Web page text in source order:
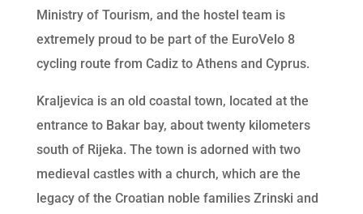
Ministry of Tourism, and the hostel team is
extremely proud to be part of the EuroVelo 8
cycling route from Cadiz to Athens and Cyprus.
Kraljevica is an old coastal town, located at the
entrance to Bakar bay, about twenty kilometers
south of Rijeka. The town is adorned with two
medieval castles with a church, which are the
legacy of the Croatian noble families Zrinski and